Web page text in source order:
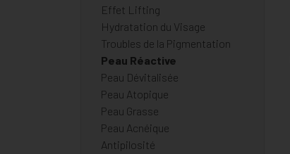
Effet Lifting
Hydratation du Visage
Troubles de la Pigmentation
Peau Réactive
Peau Dévitalisée
Peau Atopique
Peau Grasse
Peau Acnéique
Antipilosité